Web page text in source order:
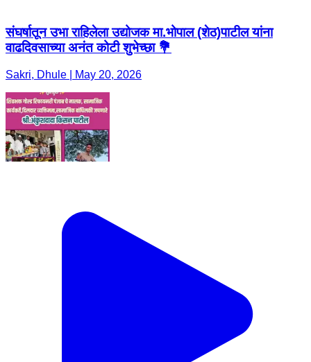
संघर्षातून उभा राहिलेला उद्योजक मा.भोपाल (शेठ)पाटील यांना
वाढदिवसाच्या अनंत कोटी शुभेच्छा 💐
Sakri, Dhule | May 20, 2026